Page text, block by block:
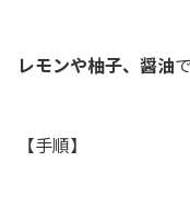
レモンや柚子、醤油
【手順】